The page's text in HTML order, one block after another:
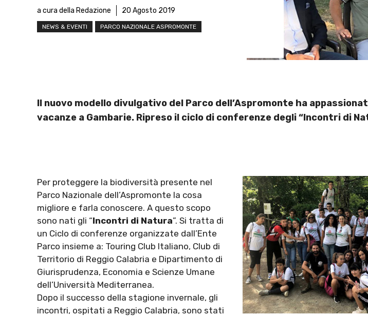
a cura della Redazione 20 Agosto 2019
NEWS & EVENTI PARCO NAZIONALE ASPROMONTE
Il nuovo modello divulgativo del Parco dell’Aspromonte ha
vacanze a Gambarie. Ripreso il ciclo di conferenze degli “Incontri di
Per proteggere la biodiversità presente nel
Parco Nazionale dell’Aspromonte la cosa
migliore e farla conoscere. A questo scopo
sono nati gli “Incontri di Natura”. Si tratta di
un Ciclo di conferenze organizzate dall’Ente
Parco insieme a: Touring Club Italiano, Club di
Territorio di Reggio Calabria e Dipartimento di
Giurisprudenza, Economia e Scienze Umane
dell’Università Mediterranea.
Dopo il successo della stagione invernale, gli
incontri, ospitati a Reggio Calabria, sono stati